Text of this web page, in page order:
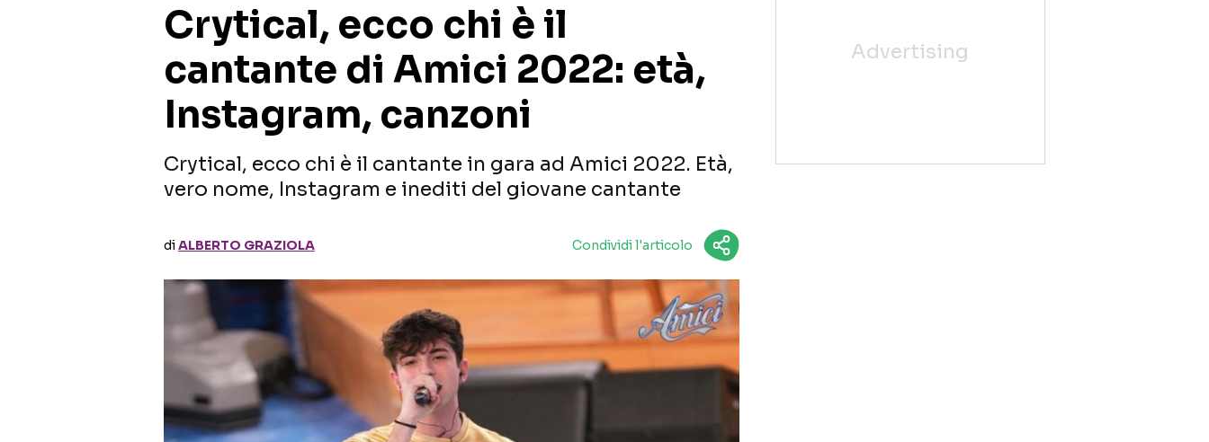
Crytical, ecco chi è il
cantante di Amici 2022: età,
Instagram, canzoni
Crytical, ecco chi è il cantante in gara ad Amici 2022. Età,
vero nome, Instagram e inediti del giovane cantante
diALBERTO GRAZIOLA Condividi l'articolo